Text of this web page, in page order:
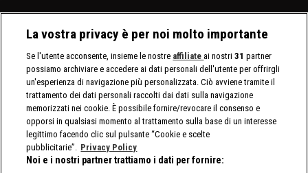
La vostra privacy è per noi molto importante
Se l'utente acconsente, insieme le nostre affiliate ai nostri31 partner
possiamo archiviare e accedere ai dati personali dell'utente per offrirgli
un'esperienza di navigazione più personalizzata. Ciò avviene tramite il
trattamento dei dati personali raccolti dai dati sulla navigazione
memorizzati nei cookie. È possibile fornire/revocare il consenso e
opporsi in qualsiasi momento al trattamento sulla base di un interesse
legittimo facendo clic sul pulsante “Cookie e scelte
pubblicitarie”. Privacy Policy
Noi e i nostri partner trattiamo i dati per fornire: